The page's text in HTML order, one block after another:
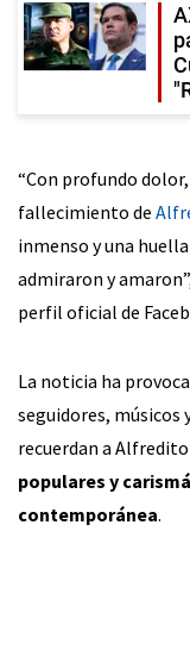
“Con profundo
fallecimiento de
inmenso y una
admiraron y
perfil oficial de
La noticia ha
seguidores, músicos
recuerdan a
populares y
contemporánea.